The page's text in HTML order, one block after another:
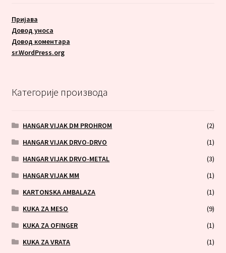
Пријава
Довод уноса
Довод коментара
sr.WordPress.org
Категорије производа
HANGAR VIJAK DM PROHROM
(2)
HANGAR VIJAK DRVO-DRVO
(1)
HANGAR VIJAK DRVO-METAL
(3)
HANGAR VIJAK MM
(1)
KARTONSKA AMBALAZA
(1)
KUKA ZA MESO
(9)
KUKA ZA OFINGER
(1)
KUKA ZA VRATA
(1)